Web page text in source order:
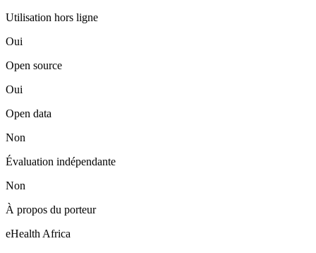
Utilisation hors ligne
Oui
Open source
Oui
Open data
Non
Évaluation indépendante
Non
À propos du porteur
eHealth Africa